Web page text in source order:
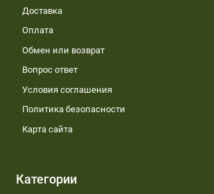
Доставка
Оплата
Обмен или возврат
Вопрос ответ
Условия соглашения
Политика безопасности
Карта сайта
Категории